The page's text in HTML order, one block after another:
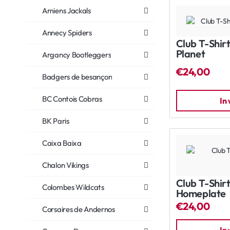
Amiens Jackals
Annecy Spiders
Argancy Bootleggers
Badgers de besançon
BC Contois Cobras
BK Paris
Caixa Baixa
Chalon Vikings
Colombes Wildcats
Corsaires de Andernos
Club T-
Planet
€24,00
In
Club T-
Homeplate
€24,00